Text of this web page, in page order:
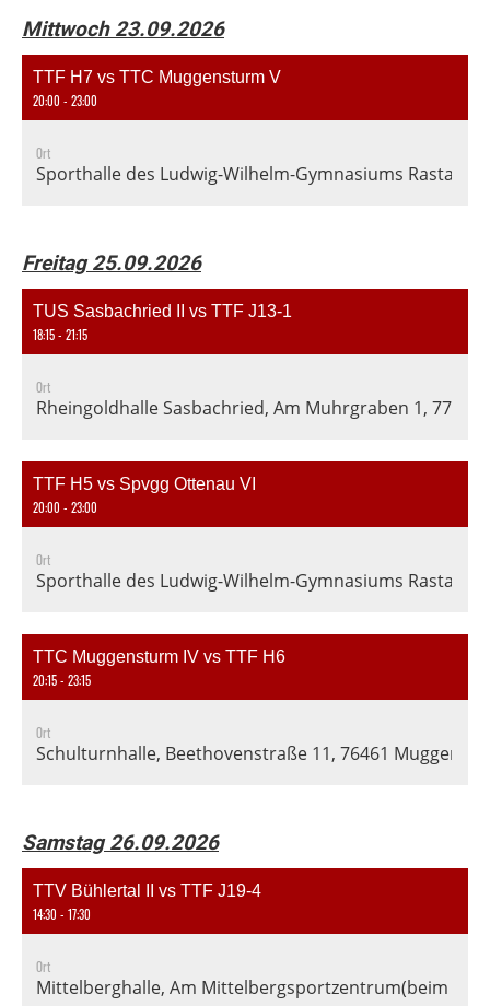
Mittwoch 23.09.2026
TTF H7 vs TTC Muggensturm V
20:00 - 23:00
Ort
Sporthalle des Ludwig-Wilhelm-Gymnasiums Rastatt,
Freitag 25.09.2026
TUS Sasbachried II vs TTF J13-1
18:15 - 21:15
Ort
Rheingoldhalle Sasbachried, Am Muhrgraben 1,
TTF H5 vs Spvgg Ottenau VI
20:00 - 23:00
Ort
Sporthalle des Ludwig-Wilhelm-Gymnasiums Rastatt,
TTC Muggensturm IV vs TTF H6
20:15 - 23:15
Ort
Schulturnhalle, Beethovenstraße 11, 76461
Samstag 26.09.2026
TTV Bühlertal II vs TTF J19-4
14:30 - 17:30
Ort
Mittelberghalle, Am Mittelbergsportzentrum(beim